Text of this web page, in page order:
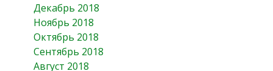
Декабрь 2018
Ноябрь 2018
Октябрь 2018
Сентябрь 2018
Август 2018